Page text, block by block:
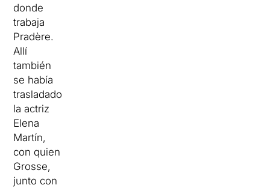
donde
trabaja
Pradère.
Allí
también
se había
trasladado
la actriz
Elena
Martín,
con quien
Grosse,
junto con